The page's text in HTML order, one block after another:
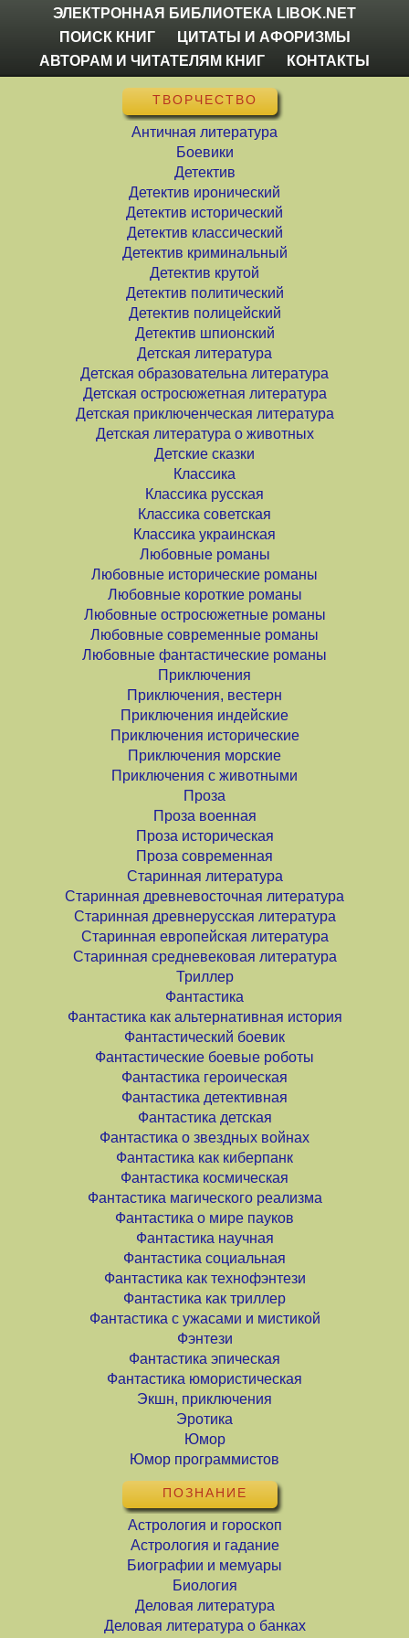
ЭЛЕКТРОННАЯ БИБЛИОТЕКА LIBOK.NET
ПОИСК КНИГ
ЦИТАТЫ И АФОРИЗМЫ
АВТОРАМ И ЧИТАТЕЛЯМ КНИГ
КОНТАКТЫ
ТВОРЧЕСТВО
Античная литература
Боевики
Детектив
Детектив иронический
Детектив исторический
Детектив классический
Детектив криминальный
Детектив крутой
Детектив политический
Детектив полицейский
Детектив шпионский
Детская литература
Детская образовательна литература
Детская остросюжетная литература
Детская приключенческая литература
Детская литература о животных
Детские сказки
Классика
Классика русская
Классика советская
Классика украинская
Любовные романы
Любовные исторические романы
Любовные короткие романы
Любовные остросюжетные романы
Любовные современные романы
Любовные фантастические романы
Приключения
Приключения, вестерн
Приключения индейские
Приключения исторические
Приключения морские
Приключения с животными
Проза
Проза военная
Проза историческая
Проза современная
Старинная литература
Старинная древневосточная литература
Старинная древнерусская литература
Старинная европейская литература
Старинная средневековая литература
Триллер
Фантастика
Фантастика как альтернативная история
Фантастический боевик
Фантастические боевые роботы
Фантастика героическая
Фантастика детективная
Фантастика детская
Фантастика о звездных войнах
Фантастика как киберпанк
Фантастика космическая
Фантастика магического реализма
Фантастика о мире пауков
Фантастика научная
Фантастика социальная
Фантастика как технофэнтези
Фантастика как триллер
Фантастика с ужасами и мистикой
Фэнтези
Фантастика эпическая
Фантастика юмористическая
Экшн, приключения
Эротика
Юмор
Юмор программистов
ПОЗНАНИЕ
Астрология и гороскоп
Астрология и гадание
Биографии и мемуары
Биология
Деловая литература
Деловая литература о банках